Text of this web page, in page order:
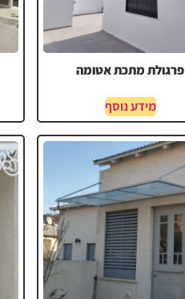
פרגולת מתכת אטומה
מידע נוסף